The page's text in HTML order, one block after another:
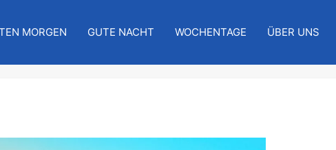
MORGEN GUTE NACHT WOCHENTAGE ÜBER UNS